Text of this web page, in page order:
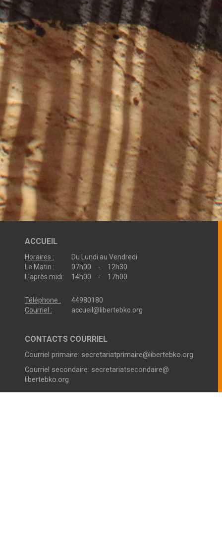
ACCUEIL
Horaires :
Le Matin :
L’après midi:
Du Lundi au Vendredi
07h00 - 12h30
14h00 - 17h00
Téléphone :
Courriel :
44980180
accueil@libertebko.org
CONTACTS COURRIEL
Courriel primaire: secretariatprimaire@libertebko.org
Courriel secondaire: secretariatsecondaire@
libertebko.org